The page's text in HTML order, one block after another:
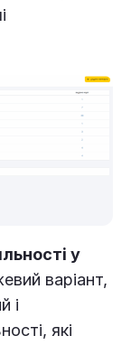
у
варіант,
і
які